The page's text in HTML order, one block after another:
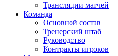
Трансляции матчей
Команда
Основной состав
Тренерский штаб
Руководство
Контракты игроков